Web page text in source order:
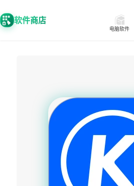
软件商店
电脑软件